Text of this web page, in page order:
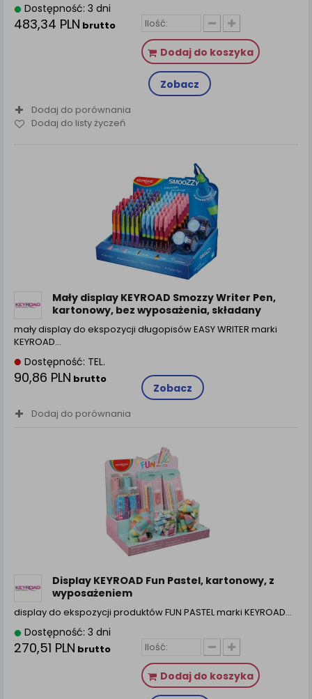
Dostępność: 3 dni
483,34 PLN brutto
Dodaj do koszyka
Zobacz
Dodaj do porównania
Dodaj do listy życzeń
Mały display KEYROAD Smozzy Writer Pen,
kartonowy, bez wyposażenia, składany
mały display do ekspozycji długopisów EASY WRITER marki
KEYROAD…
Dostępność: TEL.
90,86 PLN brutto
Zobacz
Dodaj do porównania
Display KEYROAD Fun Pastel, kartonowy, z
wyposażeniem
display do ekspozycji produktów FUN PASTEL marki KEYROAD…
Dostępność: 3 dni
270,51 PLN brutto
Dodaj do koszyka
Każda Państwa zgoda jest dobrowolna i można ją w
dowolnym momencie wycofać.
Polityka prywatności (rozwiń)
Klauzula Informacyjna (rozwiń)
Lista Zaufanych Partnerów (rozwiń)